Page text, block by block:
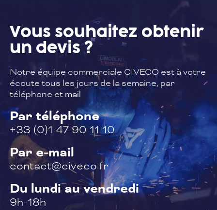
Vous souhaitez obtenir
un devis ?
Notre équipe commerciale CIVECO est àvotre
écoute tous les jours de la semaine, par
téléphone et mail
Par téléphone
+33 (0)1 47 90 11 10
Par e-mail
contact@civeco.fr
Du lundi au vendredi
9h-18h